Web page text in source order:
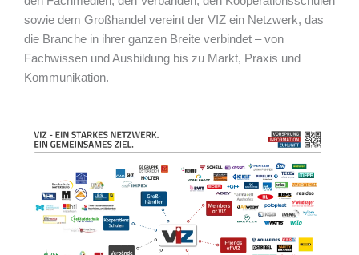
sowie dem Großhandel vereint der VIZ ein Netzwerk, das
die Branche in ihrer ganzen Breite verbindet – von
Fachwissen und Ausbildung bis zu Markt, Praxis und
Kommunikation.